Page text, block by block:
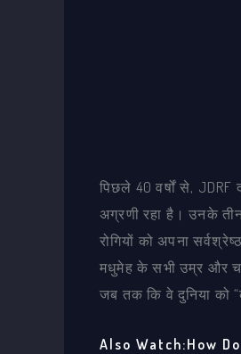
पिछले 40 वर्षों से,
अग्रणी रहा है। उनके
रोगियों को अपना
मधुमेह के सभी उम्र और
जब तक कि वे दुनिया को
Also Watch:How